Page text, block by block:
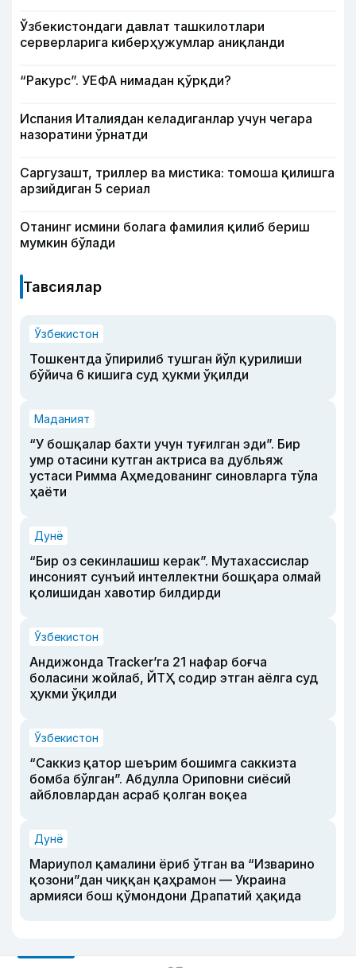
Ўзбекистондаги давлат ташкилотлари
серверларига киберҳужумлар аниқланди
“Ракурс”. УЕФА нимадан қўрқди?
Испания Италиядан келадиганлар учун чегара
назоратини ўрнатди
Саргузашт, триллер ва мистика: томоша қилишга
арзийдиган 5 сериал
Отанинг исмини болага фамилия қилиб бериш
мумкин бўлади
Тавсиялар
Ўзбекистон
Тошкентда ўпирилиб тушган йўл қурилиши
бўйича 6 кишига суд ҳукми ўқилди
Маданият
“У бошқалар бахти учун туғилган эди”. Бир
умр отасини кутган актриса ва дубльяж
устаси Римма Аҳмедованинг синовларга тўла
ҳаёти
Дунё
“Бир оз секинлашиш керак”. Мутахассислар
инсоният сунъий интеллектни бошқара олмай
қолишидан хавотир билдирди
Ўзбекистон
Андижонда Tracker’га 21 нафар боғча
боласини жойлаб, ЙТҲ содир этган аёлга суд
ҳукми ўқилди
Ўзбекистон
“Саккиз қатор шеърим бошимга саккизта
бомба бўлган”. Абдулла Ориповни сиёсий
айбловлардан асраб қолган воқеа
Дунё
Мариупол қамалини ёриб ўтган ва “Изварино
қозони”дан чиққан қаҳрамон — Украина
армияси бош қўмондони Драпатий ҳақида